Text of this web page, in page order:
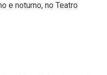
e noturno, no Teatro